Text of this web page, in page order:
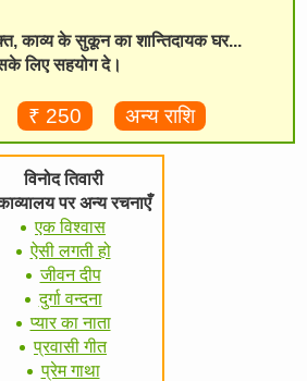
काव्य के सुकून का शान्तिदायक घर...
लिए सहयोग दे।
₹ 250 अन्य राशि
विनोद तिवारी
पर अन्य रचनाएँ
एक विश्वास
ऐसी लगती हो
जीवन दीप
दुर्गा वन्दना
प्यार का नाता
प्रवासी गीत
प्रेम गाथा